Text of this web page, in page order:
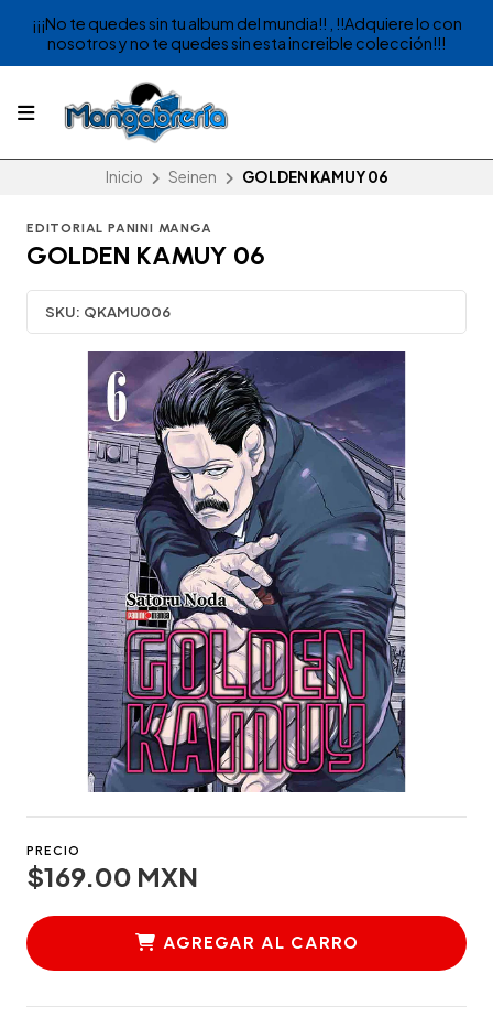
¡¡¡No te quedes sin tu album del mundia!! , !!Adquiere lo con
nosotros y no te quedes sin esta increible colección!!!
Inicio Seinen GOLDEN KAMUY 06
EDITORIAL PANINI MANGA
GOLDEN KAMUY 06
SKU: QKAMU006
PRECIO
$169.00 MXN
AGREGAR AL CARRO